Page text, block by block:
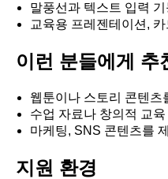
말풍선과 텍스트 입력 기
교육용 프레젠테이션,
이런 분들에게 추
웹툰이나 스토리 콘텐츠
수업 자료나 창의적 교
마케팅, SNS 콘텐츠를
지원 환경